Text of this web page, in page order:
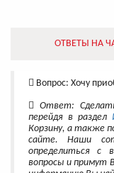
ОТВЕТЫ НА
Вопрос: Хочу
Ответ:
перейдя в раздел
Корзину, а также
сайте. Наши
определиться с
вопросы и примут